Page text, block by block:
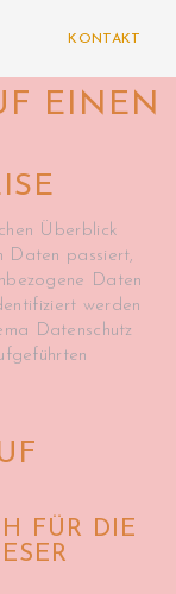
KONTAKT
EINEN
Überblick
Daten passiert,
Daten
werden
Datenschutz
FÜR DIE